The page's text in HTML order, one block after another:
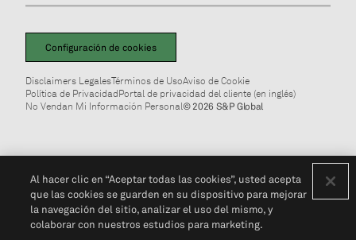
Configuración de cookies
Disclaimers LegalesTérminos de UsoAviso de Cookie
Política de PrivacidadPortal de privacidad del cliente (en inglés)
No Vendan Mi Información Personal© 2026 S&P Global
Al hacer clic en “Aceptar todas las cookies”, usted acepta
que las cookies se guarden en su dispositivo para mejorar
la navegación del sitio, analizar el uso del mismo, y
colaborar con nuestros estudios para marketing.